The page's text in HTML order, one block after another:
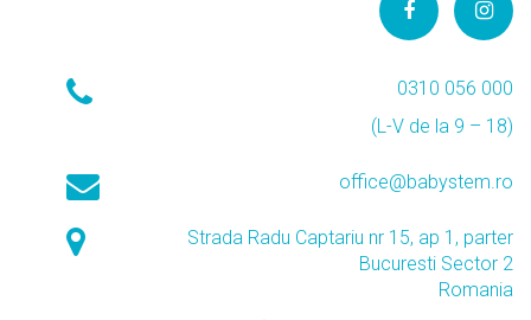
0310 056 000
(L-V de la 9 – 18)
office@babystem.ro
Strada Radu Captariu nr 15, ap 1, parter
Bucuresti Sector 2
Romania